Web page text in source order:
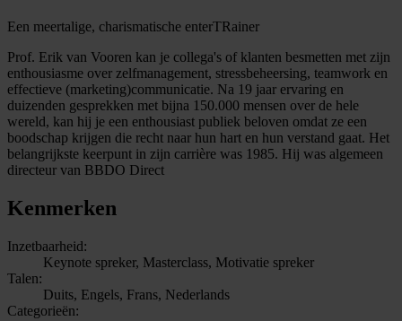
Een meertalige, charismatische enterTRainer
Prof. Erik van Vooren kan je collega's of klanten besmetten met zijn
enthousiasme over zelfmanagement, stressbeheersing, teamwork en
effectieve (marketing)communicatie. Na 19 jaar ervaring en
duizenden gesprekken met bijna 150.000 mensen over de hele
wereld, kan hij je een enthousiast publiek beloven omdat ze een
boodschap krijgen die recht naar hun hart en hun verstand gaat. Het
belangrijkste keerpunt in zijn carrière was 1985. Hij was algemeen
directeur van BBDO Direct
Kenmerken
Inzetbaarheid:
Keynote spreker, Masterclass, Motivatie spreker
Talen:
Duits, Engels, Frans, Nederlands
Categorieën: